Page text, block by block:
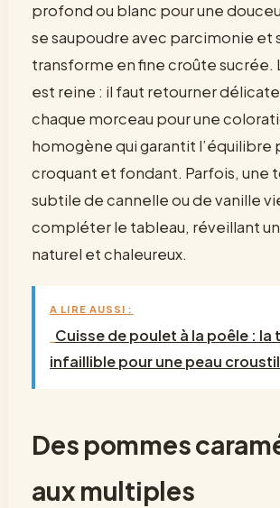
profond ou blanc pour une
se saupoudre avec parcimonie et
transforme en fine croûte sucrée.
est reine : il faut retourner
chaque morceau pour une
homogène qui garantit l’équilibre
croquant et fondant. Parfois, une
subtile de cannelle ou de vanille
compléter le tableau, réveillant
naturel et chaleureux.
A LIRE AUSSI :
Cuisse de poulet à la poêle : la
infaillible pour une peau
Des pommes
aux multiples